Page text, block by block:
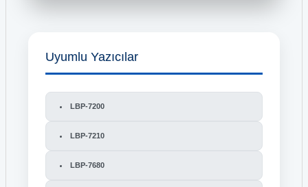
Uyumlu Yazıcılar
LBP-7200
LBP-7210
LBP-7680